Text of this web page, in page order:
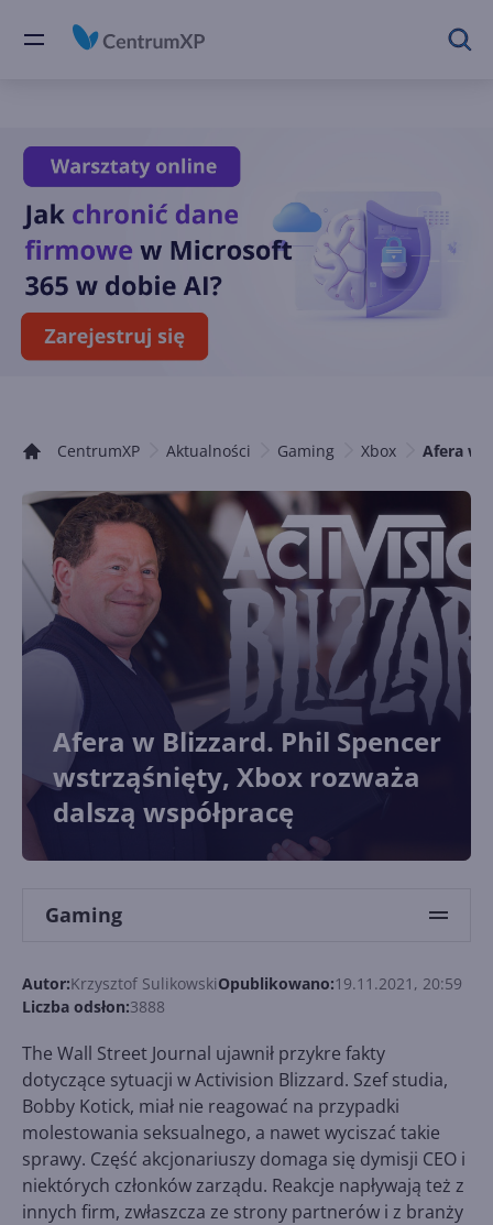
CentrumXP Aktualności Gaming Xbox Afera w
Afera w Blizzard. Phil Spencer
wstrząśnięty, Xbox rozważa
dalszą współpracę
Gaming
Autor:Krzysztof SulikowskiOpublikowano:19.11.2021, 20:59
Liczba odsłon:3888
The Wall Street Journal ujawnił przykre fakty
dotyczące sytuacji w Activision Blizzard. Szef studia,
Bobby Kotick, miał nie reagować na przypadki
molestowania seksualnego, a nawet wyciszać takie
sprawy. Część akcjonariuszy domaga się dymisji CEO i
niektórych członków zarządu. Reakcje napływają też z
innych firm, zwłaszcza ze strony partnerów i z branży